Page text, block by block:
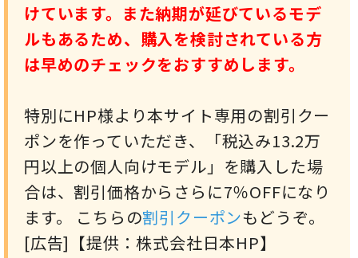
けています。また納期が延びているモデ
ルもあるため、購入を検討されている方
は早めのチェックをおすすめします。
特別にHP様より本サイト専用の割引クー
ポンを作っていただき、「税込み13.2万
円以上の個人向けモデル」を購入した場
合は、割引価格からさらに7％OFFになり
ます。 こちらの割引クーポンもどうぞ。
[広告]【提供：株式会社日本HP】